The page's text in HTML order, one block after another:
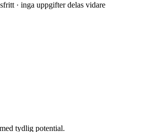
· inga uppgifter delas vidare
tydlig potential.